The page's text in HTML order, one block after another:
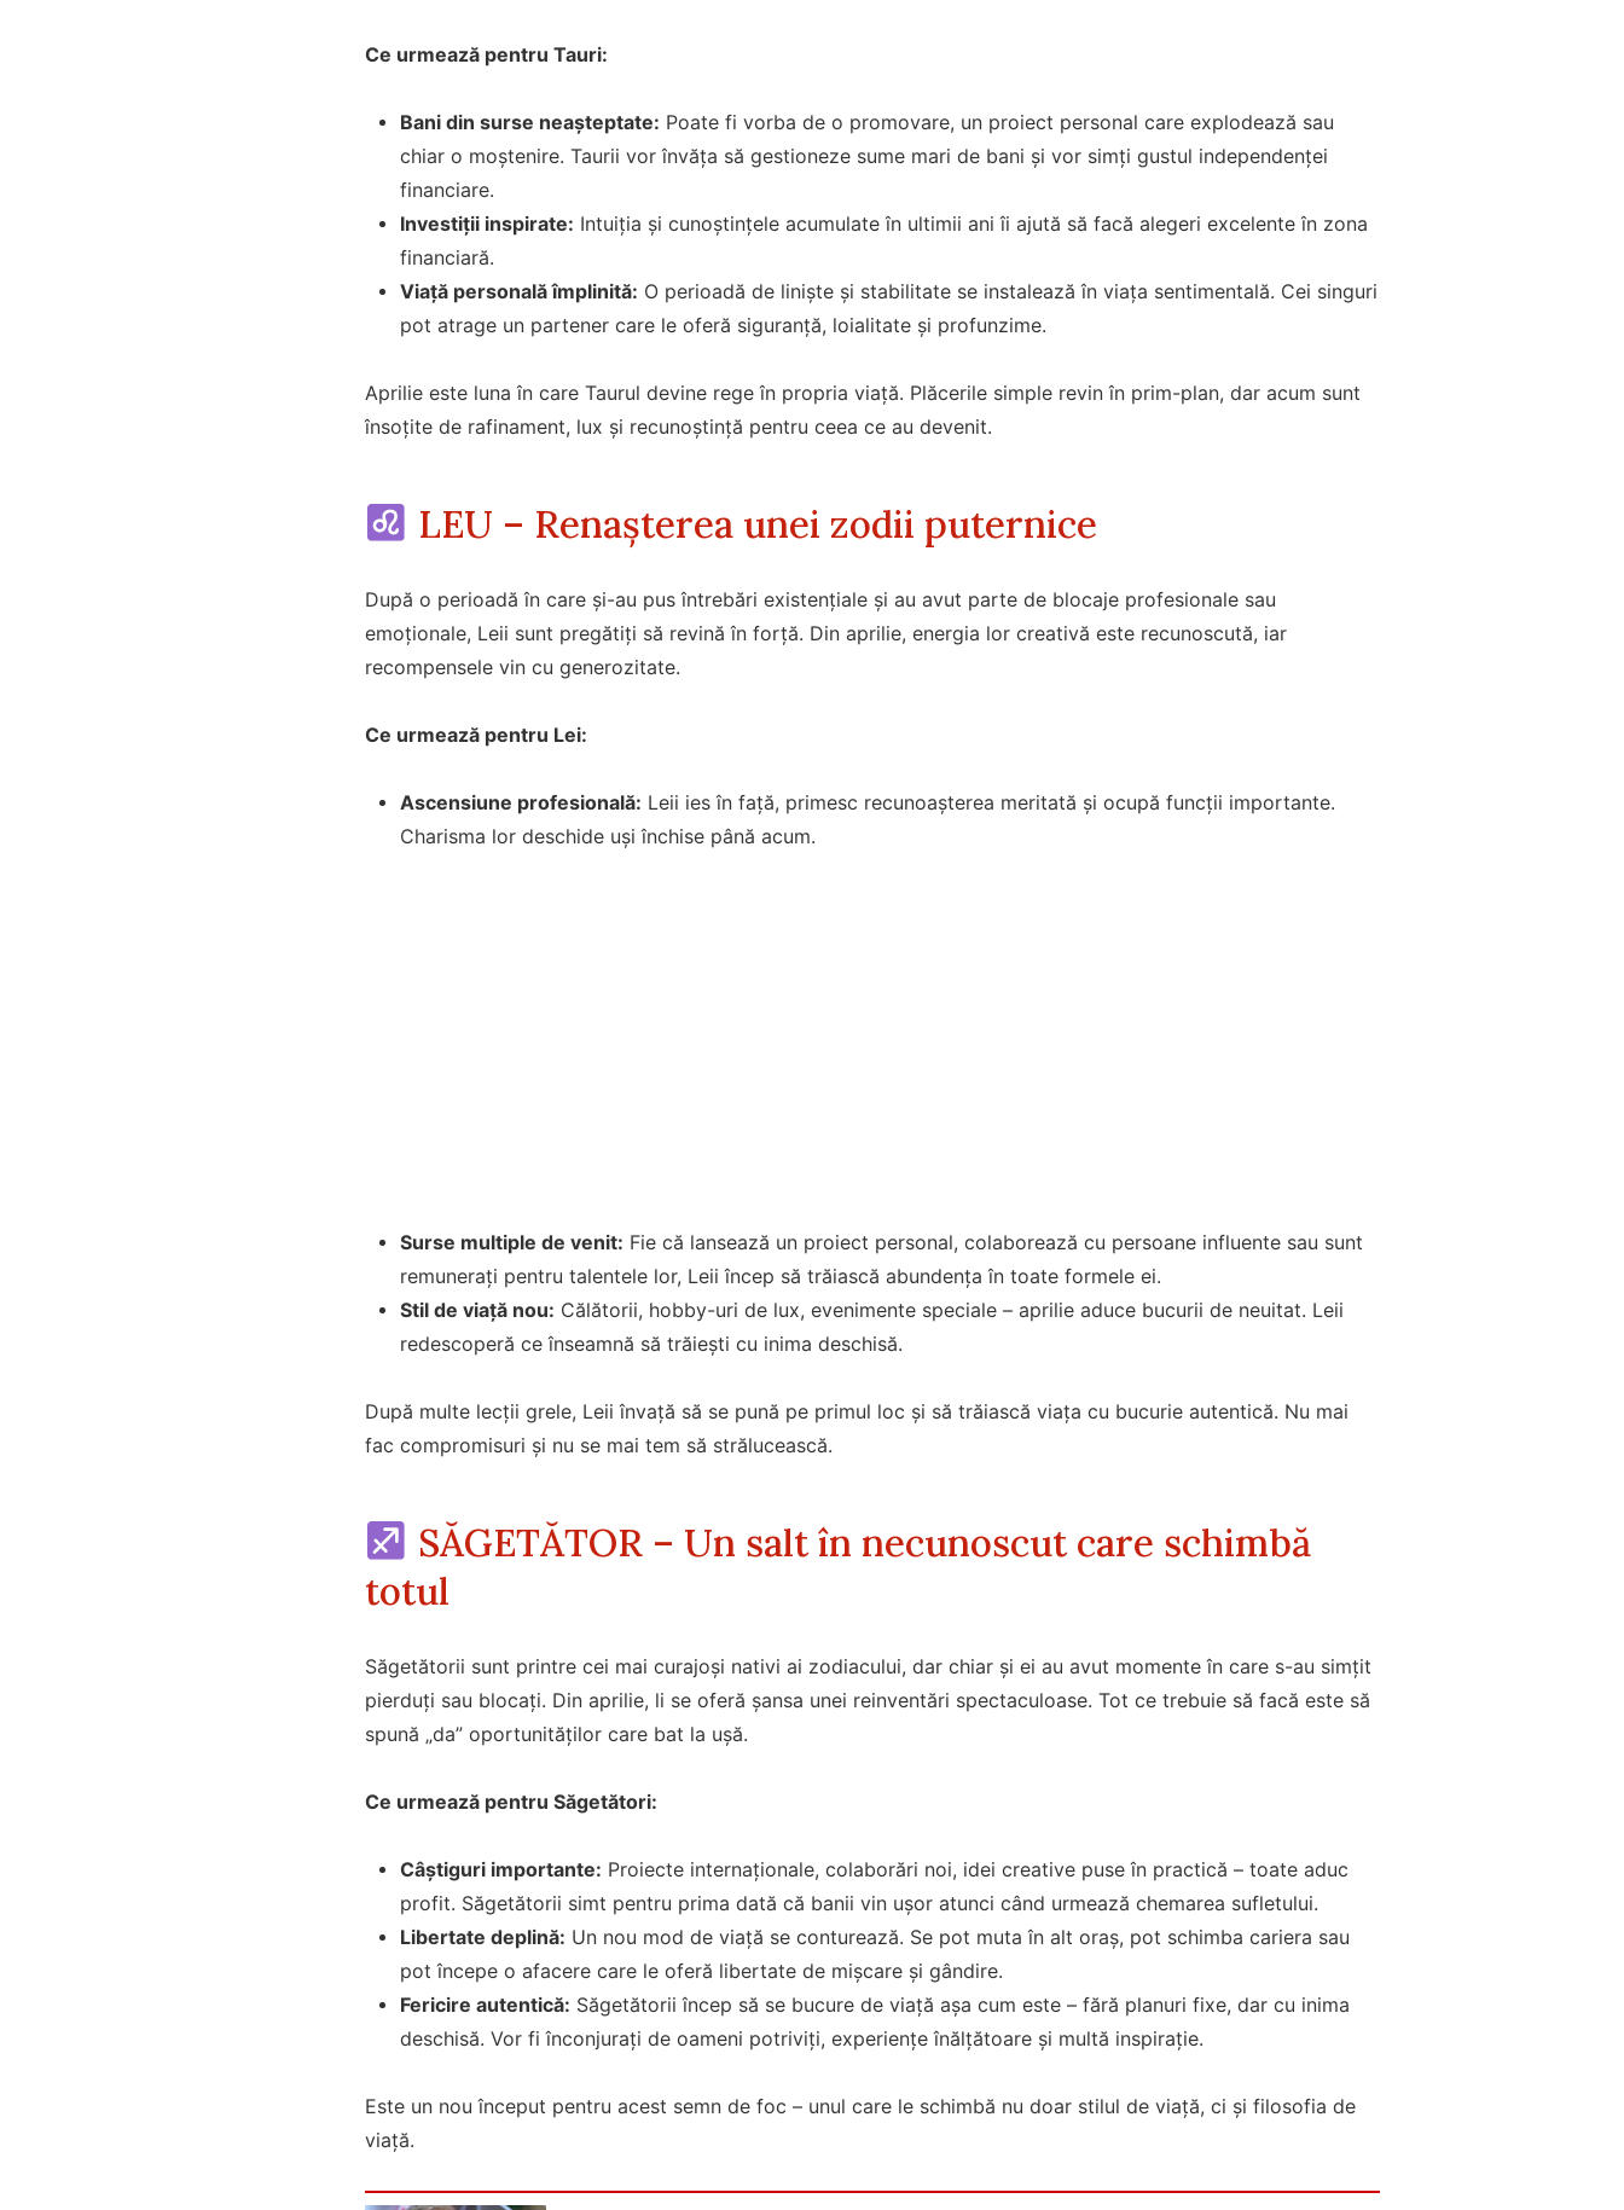
Ce urmează pentru Tauri:
Bani din surse neașteptate: Poate fi vorba de o promovare, un proiect personal care explodează sau
chiar o moștenire. Taurii vor învăța să gestioneze sume mari de bani și vor simți gustul independenței
financiare.
Investiții inspirate: Intuiția și cunoștințele acumulate în ultimii ani îi ajută să facă alegeri excelente în zona
financiară.
Viață personală împlinită: O perioadă de liniște și stabilitate se instalează în viața sentimentală. Cei singuri
pot atrage un partener care le oferă siguranță, loialitate și profunzime.
Aprilie este luna în care Taurul devine rege în propria viață. Plăcerile simple revin în prim-plan, dar acum sunt
însoțite de rafinament, lux și recunoștință pentru ceea ce au devenit.
LEU – Renașterea unei zodii puternice
După o perioadă în care și-au pus întrebări existențiale și au avut parte de blocaje profesionale sau
emoționale, Leii sunt pregătiți să revină în forță. Din aprilie, energia lor creativă este recunoscută, iar
recompensele vin cu generozitate.
Ce urmează pentru Lei:
Ascensiune profesională: Leii ies în față, primesc recunoașterea meritată și ocupă funcții importante.
Charisma lor deschide uși închise până acum.
Surse multiple de venit: Fie că lansează un proiect personal, colaborează cu persoane influente sau sunt
remunerați pentru talentele lor, Leii încep să trăiască abundența în toate formele ei.
Stil de viață nou: Călătorii, hobby-uri de lux, evenimente speciale – aprilie aduce bucurii de neuitat. Leii
redescoperă ce înseamnă să trăiești cu inima deschisă.
După multe lecții grele, Leii învață să se pună pe primul loc și să trăiască viața cu bucurie autentică. Nu mai
fac compromisuri și nu se mai tem să strălucească.
SĂGETĂTOR – Un salt în necunoscut care schimbă
totul
Săgetătorii sunt printre cei mai curajoși nativi ai zodiacului, dar chiar și ei au avut momente în care s-au simțit
pierduți sau blocați. Din aprilie, li se oferă șansa unei reinventări spectaculoase. Tot ce trebuie să facă este să
spună „da” oportunităților care bat la ușă.
Ce urmează pentru Săgetători:
Câștiguri importante: Proiecte internaționale, colaborări noi, idei creative puse în practică – toate aduc
profit. Săgetătorii simt pentru prima dată că banii vin ușor atunci când urmează chemarea sufletului.
Libertate deplină: Un nou mod de viață se conturează. Se pot muta în alt oraș, pot schimba cariera sau
pot începe o afacere care le oferă libertate de mișcare și gândire.
Fericire autentică: Săgetătorii încep să se bucure de viață așa cum este – fără planuri fixe, dar cu inima
deschisă. Vor fi înconjurați de oameni potriviți, experiențe înălțătoare și multă inspirație.
Este un nou început pentru acest semn de foc – unul care le schimbă nu doar stilul de viață, ci și filosofia de
viață.